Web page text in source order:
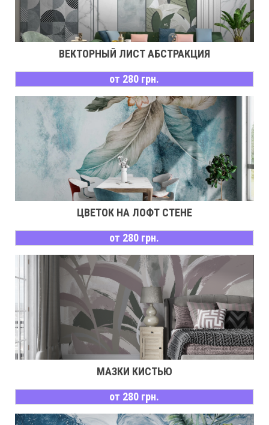
ВЕКТОРНЫЙ ЛИСТ АБСТРАКЦИЯ
от 280 грн.
ЦВЕТОК НА ЛОФТ СТЕНЕ
от 280 грн.
МАЗКИ КИСТЬЮ
от 280 грн.